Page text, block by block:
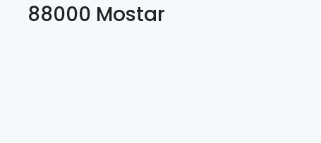
88000 Mostar